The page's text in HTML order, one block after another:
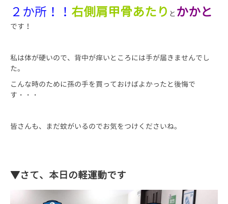
２か所！！ 右側肩甲骨あたり と かかと
です！
私は体が硬いので、背中が痒いところには手が届きませんでし
た。
こんな時のために孫の手を買っておけばよかったと後悔で
す・・・
皆さんも、まだ蚊がいるのでお気をつけくださいね。
▼さて、本日の軽運動です